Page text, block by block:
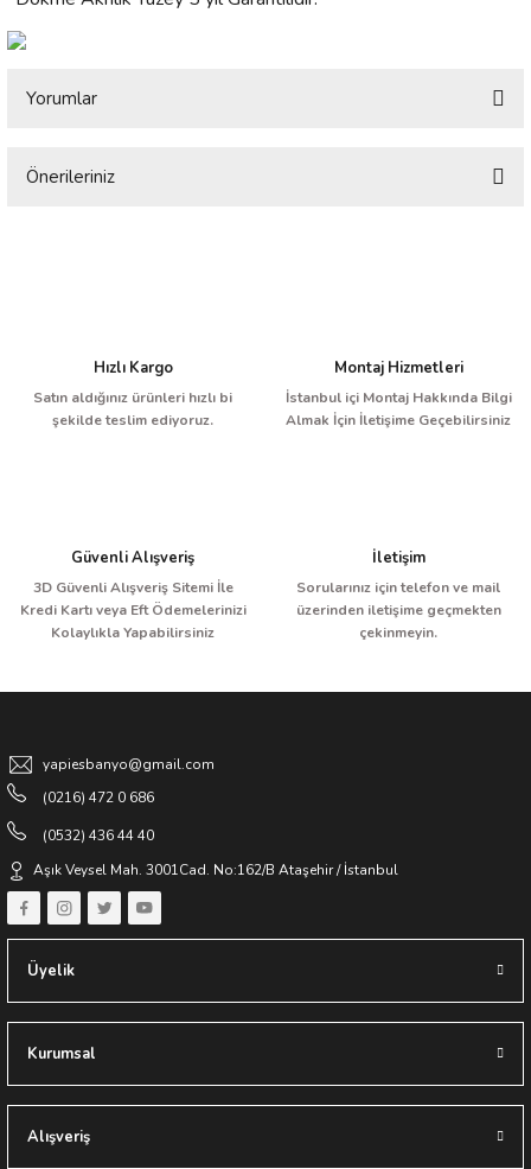
Yorumlar
Önerileriniz
Ürün resmi kalitesiz, bozuk veya görüntülenemiyor.
Ürün açıklamasında eksik bilgiler bulunuyor.
Ürün bilgilerinde hatalar bulunuyor.
Hızlı Kargo
Satın aldığınız ürünleri hızlı bi
şekilde teslim ediyoruz.
Montaj Hizmetleri
İstanbul içi Montaj Hakkında Bilgi
Almak İçin İletişime Geçebilirsiniz
Güvenli Alışveriş
3D Güvenli Alışveriş Sitemi İle
Kredi Kartı veya Eft Ödemelerinizi
Kolaylıkla Yapabilirsiniz
İletişim
Sorularınız için telefon ve mail
üzerinden iletişime geçmekten
çekinmeyin.
yapiesbanyo@gmail.com
(0216) 472 0 686
(0532) 436 44 40
Aşık Veysel Mah. 3001Cad. No:162/B Ataşehir / İstanbul
Üyelik
Kurumsal
Alışveriş